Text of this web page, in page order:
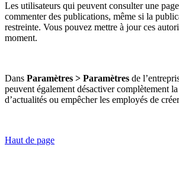
Les utilisateurs qui peuvent consulter une
commenter des publications, même si la
restreinte. Vous pouvez mettre à jour ces
moment.
Dans Paramètres > Paramètres de
peuvent également désactiver complètement
d’actualités ou empêcher les employés de
Haut de page